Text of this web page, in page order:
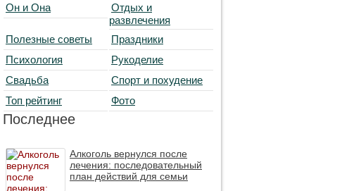
Он и Она
Отдых и
развлечения
Полезные советы
Праздники
Психология
Рукоделие
Свадьба
Спорт и похудение
Топ рейтинг
Фото
Последнее
Алкоголь вернулся после
лечения: последовательный
план действий для семьи